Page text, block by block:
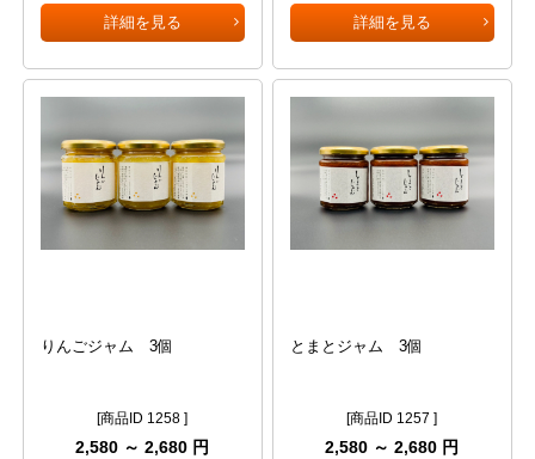
詳細を見る 詳細を見る
りんごジャム 3個
[商品ID 1258 ]
2,580 ～ 2,680 円
とまとジャム 3個
[商品ID 1257 ]
2,580 ～ 2,680 円